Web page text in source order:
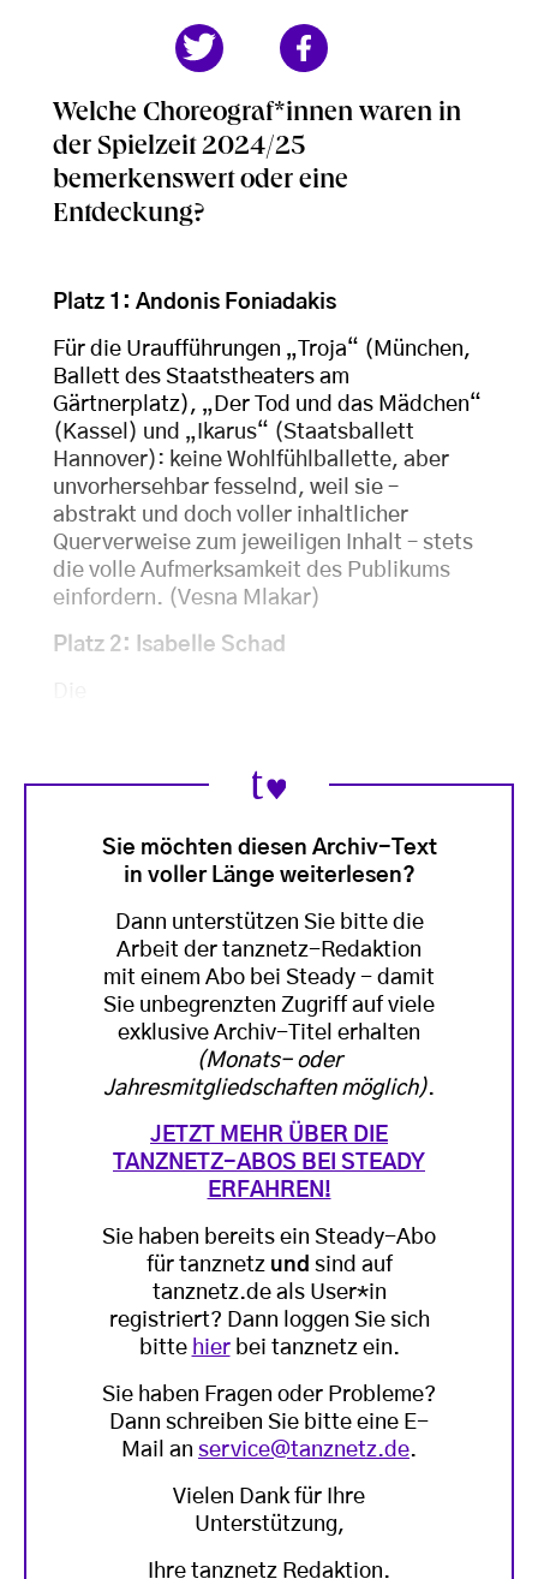
Welche Choreograf*innen waren in
der Spielzeit 2024/25
bemerkenswert oder eine
Entdeckung?
Platz 1: Andonis Foniadakis
Für die Uraufführungen „Troja“ (München,
Ballett des Staatstheaters am
Gärtnerplatz), „Der Tod und das Mädchen“
(Kassel) und „Ikarus“ (Staatsballett
Hannover): keine Wohlfühlballette, aber
unvorhersehbar fesselnd, weil sie –
abstrakt und doch voller inhaltlicher
Querverweise zum jeweiligen Inhalt – stets
die volle Aufmerksamkeit des Publikums
einfordern. (Vesna Mlakar)
Platz 2: Isabelle Schad
Sie möchten diesen Archiv-Text
in voller Länge weiterlesen?
Dann unterstützen Sie bitte die
Arbeit der tanznetz-Redaktion
mit einem Abo bei Steady - damit
Sie unbegrenzten Zugriff auf viele
exklusive Archiv-Titel erhalten
(Monats- oder
Jahresmitgliedschaften möglich).
JETZT MEHR ÜBER DIE
TANZNETZ-ABOS BEI STEADY
ERFAHREN!
Sie haben bereits ein Steady-Abo
für tanznetz und sind auf
tanznetz.de als User*in
registriert? Dann loggen Sie sich
bitte hierbei tanznetz ein.
Sie haben Fragen oder Probleme?
Dann schreiben Sie bitte eine E-
Mail an service@tanznetz.de.
Vielen Dank für Ihre
Unterstützung,
Ihre tanznetz Redaktion.